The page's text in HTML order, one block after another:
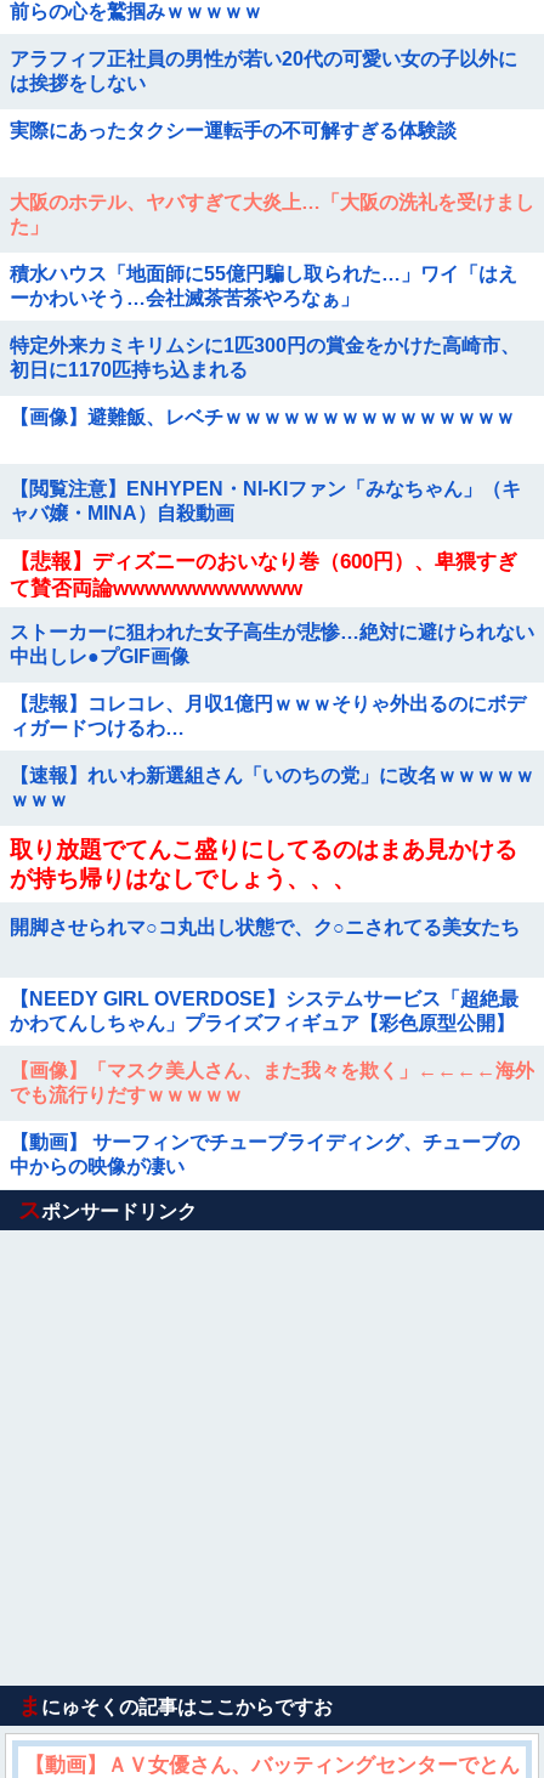
前らの心を鷲掴みｗｗｗｗｗ
アラフィフ正社員の男性が若い20代の可愛い女の子以外に
は挨拶をしない
実際にあったタクシー運転手の不可解すぎる体験談
大阪のホテル、ヤバすぎて大炎上…「大阪の洗礼を受けまし
た」
積水ハウス「地面師に55億円騙し取られた…」ワイ「はえ
ーかわいそう…会社滅茶苦茶やろなぁ」
特定外来カミキリムシに1匹300円の賞金をかけた高崎市、
初日に1170匹持ち込まれる
【画像】避難飯、レベチｗｗｗｗｗｗｗｗｗｗｗｗｗｗｗ
【閲覧注意】ENHYPEN・NI-KIファン「みなちゃん」（キ
ャバ嬢・MINA）自殺動画
【悲報】ディズニーのおいなり巻（600円）、卑猥すぎ
て賛否両論wwwwwwwwwwww
ストーカーに狙われた女子高生が悲惨…絶対に避けられない
中出しレ●プGIF画像
【悲報】コレコレ、月収1億円ｗｗｗそりゃ外出るのにボデ
ィガードつけるわ…
【速報】れいわ新選組さん「いのちの党」に改名ｗｗｗｗｗ
ｗｗｗ
取り放題でてんこ盛りにしてるのはまあ見かける
が持ち帰りはなしでしょう、、、
開脚させられマ○コ丸出し状態で、ク○ニされてる美女たち
【NEEDY GIRL OVERDOSE】システムサービス「超絶最
かわてんしちゃん」プライズフィギュア【彩色原型公開】
【画像】「マスク美人さん、また我々を欺く」←←←←海外
でも流行りだすｗｗｗｗｗ
【動画】 サーフィンでチューブライディング、チューブの
中からの映像が凄い
Powered by livedoor 相互RSS
スポンサードリンク
ま にゅそくの記事はここからですお
【動画】ＡＶ女優さん、バッティングセンターでとん